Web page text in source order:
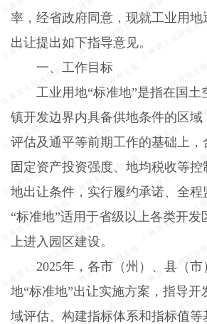
率，经省政府同意，现就工业用地
出让提出如下指导意见。
一、工作目标
工业用地“标准地”是指在国
镇开发边界内具备供地条件的区
评估及通平等前期工作的基础上，
固定资产投资强度、地均税收等控
地出让条件，实行履约承诺、全程
“标准地”适用于省级以上各类开发
上进入园区建设。
2025年，各市（州）、县（市
地“标准地”出让实施方案，指导开
域评估、构建指标体系和指标值